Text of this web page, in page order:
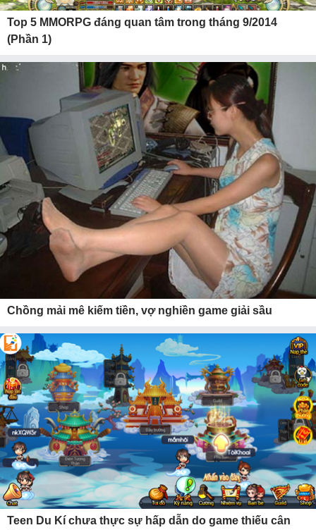
Top 5 MMORPG đáng quan tâm trong tháng 9/2014
(Phần 1)
Chồng mải mê kiếm tiền, vợ nghiền game giải sầu
Teen Du Kí chưa thực sự hấp dẫn do game thiếu cân